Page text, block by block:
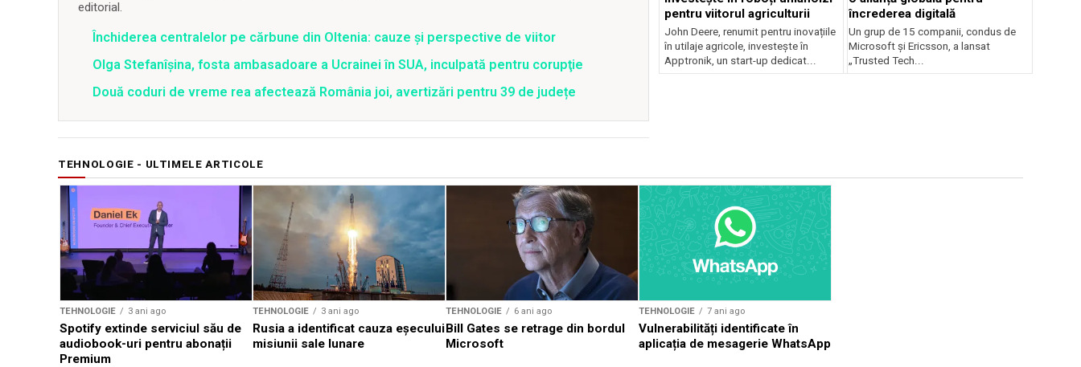
editorial.
Închiderea centralelor pe cărbune din Oltenia: cauze și perspective de viitor
Olga Stefanîşina, fosta ambasadoare a Ucrainei în SUA, inculpată pentru corupţie
Două coduri de vreme rea afectează România joi, avertizări pentru 39 de județe
pentru viitorul agriculturii
John Deere, renumit pentru inovațiile
în utilaje agricole, investește în
Apptronik, un start-up dedicat...
încrederea digitală
Un grup de 15 companii, condus de
Microsoft și Ericsson, a lansat
„Trusted Tech...
TEHNOLOGIE - ULTIMELE ARTICOLE
TEHNOLOGIE 3 ani ago
Spotify extinde serviciul său de
audiobook-uri pentru abonații
Premium
TEHNOLOGIE 3 ani ago
Rusia a identificat cauza eșecului
misiunii sale lunare
TEHNOLOGIE 6 ani ago
Bill Gates se retrage din bordul
Microsoft
TEHNOLOGIE 7 ani ago
Vulnerabilități identificate în
aplicația de mesagerie WhatsApp